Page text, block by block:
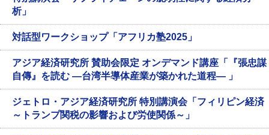
析」
対話型ワークショップ「アフリカ塾2025」
アジア経済研究所 賛助会限定 オンデマンド講座「『張忠謀
自傳』を読む ―台湾半導体産業が築かれた道程― 」
ジェトロ・アジア経済研究所 特別講演会「フィリピン経済
～トランプ関税の影響および労使関係～」